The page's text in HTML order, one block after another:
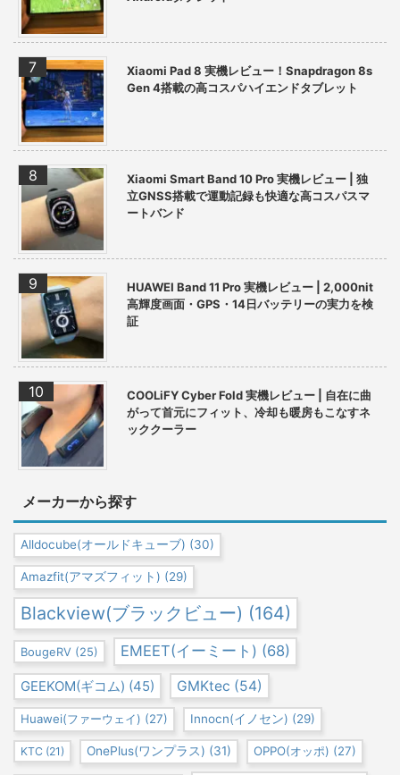
Xiaomi Pad 8 実機レビュー！Snapdragon 8s
Gen 4搭載の高コスパハイエンドタブレット
Xiaomi Smart Band 10 Pro 実機レビュー | 独
立GNSS搭載で運動記録も快適な高コスパスマ
ートバンド
HUAWEI Band 11 Pro 実機レビュー | 2,000nit
高輝度画面・GPS・14日バッテリーの実力を検
証
COOLiFY Cyber Fold 実機レビュー | 自在に曲
がって首元にフィット、冷却も暖房もこなすネ
ッククーラー
メーカーから探す
Alldocube(オールドキューブ) (30)
Amazfit(アマズフィット) (29)
Blackview(ブラックビュー) (164)
BougeRV (25) EMEET(イーミート) (68)
GEEKOM(ギコム) (45) GMKtec (54)
Huawei(ファーウェイ) (27) Innocn(イノセン) (29)
KTC (21) OnePlus(ワンプラス) (31) OPPO(オッポ) (27)